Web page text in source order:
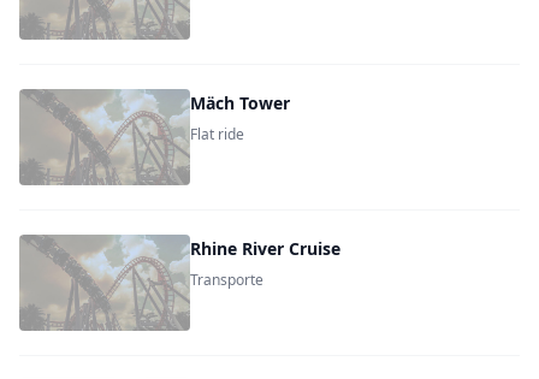
Mäch Tower
Flat ride
Rhine River Cruise
Transporte